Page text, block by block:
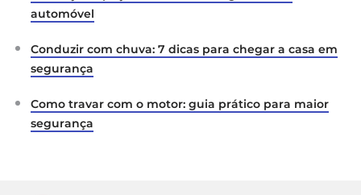
automóvel
Conduzir com chuva: 7 dicas para chegar a casa em
segurança
Como travar com o motor: guia prático para maior
segurança